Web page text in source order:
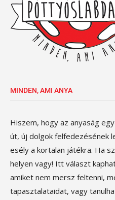
MINDEN, AMI ANYA
Hiszem, hogy az anyaság
út, új dolgok felfedezésének
esély a kortalan játékra. Ha
helyen vagy! Itt választ
amiket nem mersz feltenni,
tapasztalataidat, vagy